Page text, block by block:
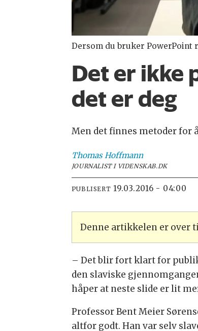
Dersom du bruker PowerPoint
Det er ikke
det er deg
Men det finnes metoder for
Thomas Hoffmann
JOURNALIST I VIDENSKAB.DK
PUBLISERT 19.03.2016 - 04:00
Denne artikkelen er over
– Det blir fort klart for
den slaviske
håper at neste slide er lit
Professor Bent Meier
altfor godt. Han var selv